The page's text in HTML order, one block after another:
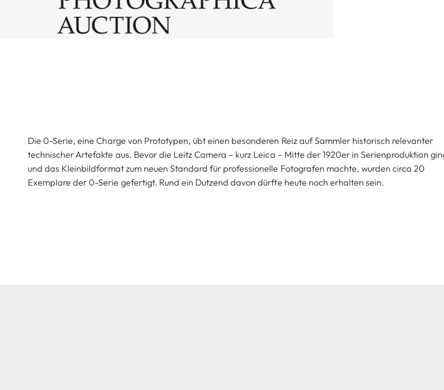
Die 0-Serie, eine Charge von Prototypen, übt einen besonderen Reiz auf Sammler historisch relevanter
technischer Artefakte aus. Bevor die Leitz Camera – kurz Leica – Mitte der 1920er in Serienproduktion
und das Kleinbildformat zum neuen Standard für professionelle Fotografen machte, wurden circa 20
Exemplare der 0-Serie gefertigt. Rund ein Dutzend davon dürfte heute noch erhalten sein.